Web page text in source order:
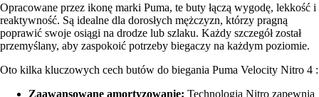
Opracowane przez ikonę marki Puma, te buty łączą wygodę, lekkość i
reaktywność. Są idealne dla dorosłych mężczyzn, którzy pragną
poprawić swoje osiągi na drodze lub szlaku. Każdy szczegół został
przemyślany, aby zaspokoić potrzeby biegaczy na każdym poziomie.
Oto kilka kluczowych cech butów do biegania Puma Velocity Nitro 4 :
Zaawansowane amortyzowanie: Technologia Nitro zapewnia